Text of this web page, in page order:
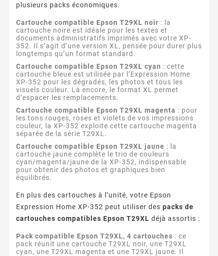
plusieurs packs économiques.
Cartouche compatible Epson T29XL noir : la
cartouche noire est idéale pour les textes et
documents administratifs imprimés avec votre XP-
352. Il s’agit d’une version XL, pensée pour durer plus
longtemps qu’un format standard.
Cartouche compatible Epson T29XL cyan : cette
cartouche bleue est utilisée par l’Expression Home
XP-352 pour les dégradés, les photos et tous les
visuels couleur. Là encore, le format XL permet
d’espacer les remplacements.
Cartouche compatible Epson T29XL magenta : pour
les tons rouges, roses et violets de vos impressions
couleur, la XP-352 exploite cette cartouche magenta
séparée de la série T29XL.
Cartouche compatible Epson T29XL jaune : la
cartouche jaune complète le trio de couleurs
cyan/magenta/jaune de la XP-352, indispensable
pour obtenir des photos et graphiques bien
équilibrés.
En plus des cartouches à l’unité, votre Epson
Expression Home XP-352 peut utiliser des packs de
cartouches compatibles Epson T29XL déjà assortis :
Pack compatible Epson T29XL, 4 cartouches : ce
pack réunit une cartouche T29XL noir, une T29XL
cyan, une T29XL magenta et une T29XL jaune. Il